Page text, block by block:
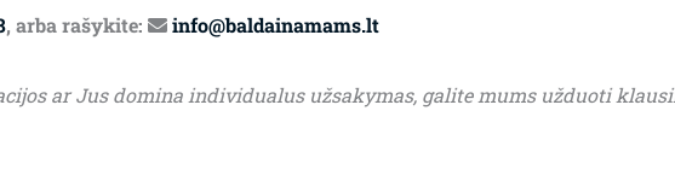
, arba rašykite: info@baldainamams.lt
ar Jus domina individualus užsakymas, galite mums užduoti